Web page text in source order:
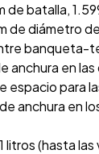
de batalla,
de diámetro
banqueta-
en
espacio para
anchura en
(hasta